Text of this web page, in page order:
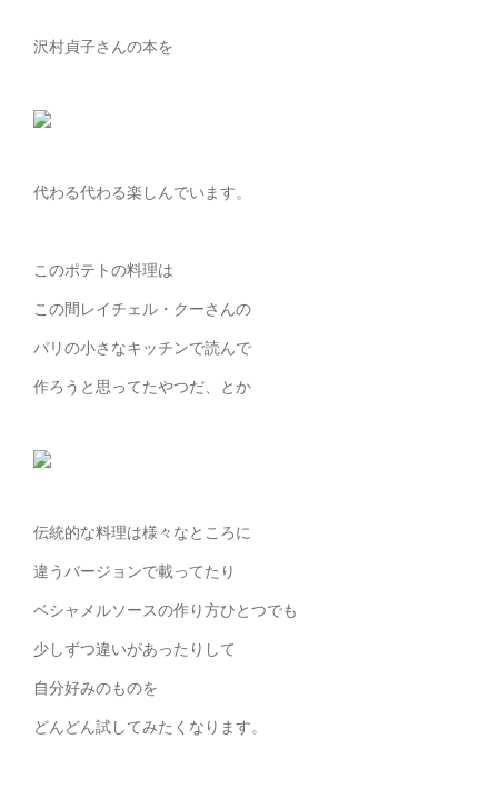
沢村貞子さんの本を
代わる代わる楽しんでいます。
このポテトの料理は
この間レイチェル・クーさんの
パリの小さなキッチンで読んで
作ろうと思ってたやつだ、とか
伝統的な料理は様々なところに
違うバージョンで載ってたり
ベシャメルソースの作り方ひとつでも
少しずつ違いがあったりして
自分好みのものを
どんどん試してみたくなります。